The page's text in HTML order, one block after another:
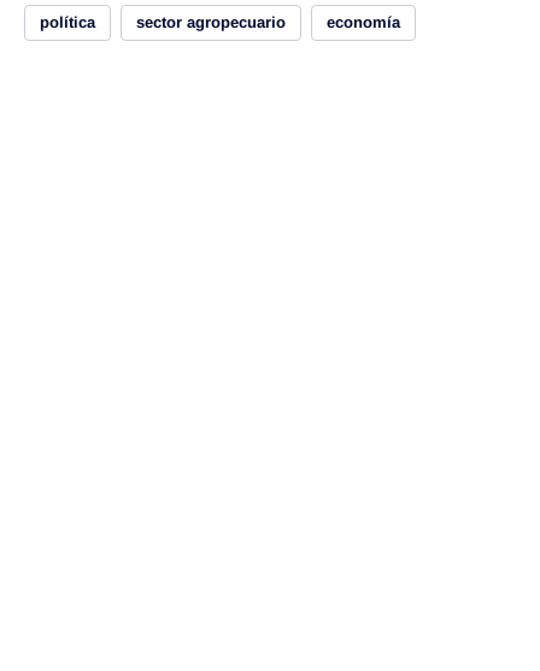
política sector agropecuario economía